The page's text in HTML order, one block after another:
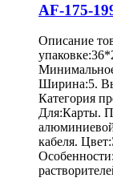
AF-175-
Описание
Ширина:5.
Категория
Для:Карты.
кабеля.